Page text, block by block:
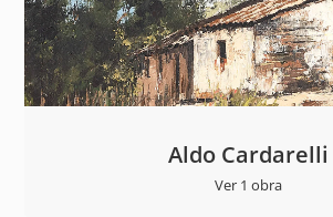
Aldo Cardarelli
Ver 1 obra